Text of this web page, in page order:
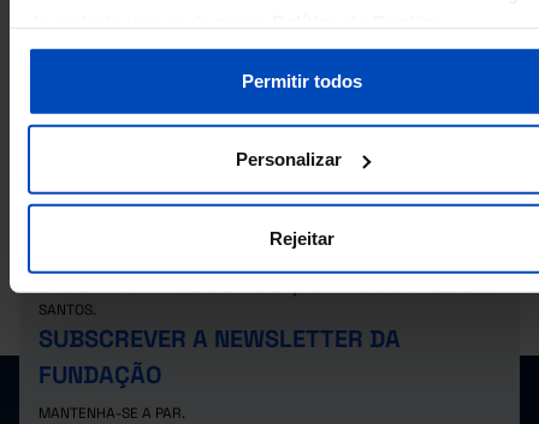
Permitir todos
Personalizar
Rejeitar
nacionalidades em Portugal
Nados-vivos de mães residentes em Portugal: total e por nacionalidade
A PORDATA É UM PROJETO DA FUNDAÇÃO FRANCISCO MANUEL DOS
SANTOS.
SUBSCREVER A NEWSLETTER DA
FUNDAÇÃO
MANTENHA-SE A PAR.